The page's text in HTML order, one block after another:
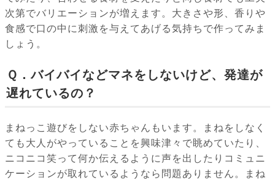
次第でバリエーションが増えます。大きさや形、香りや
食感で口の中に刺激を与えてあげる気持ちで作ってみま
しょう。
Ｑ．バイバイなどマネをしないけど、発達が
遅れているの？
まねっこ遊びをしない赤ちゃんもいます。まねをしなく
ても大人がやっていることを興味津々で眺めていたり、
ニコニコ笑って何か伝えるように声を出したりコミュニ
ケーションが取れているようなら問題ありません。まね